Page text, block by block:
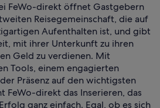
FeWo-direkt öffnet Gastgebern
Reisegemeinschaft, die auf
Aufenthalten ist, und gibt
mit ihrer Unterkunft zu ihren
Geld zu verdienen. Mit
Tools, einem engagierten
Präsenz auf den wichtigsten
FeWo-direkt das Inserieren, das
ganz einfach. Egal, ob es sich